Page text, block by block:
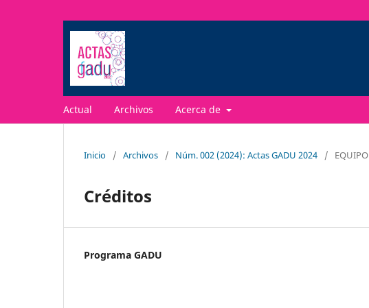
Actual Archivos Acerca de
Inicio / Archivos / Núm. 002 (2024): Actas GADU 2024 / EQUIPO
Créditos
Programa GADU